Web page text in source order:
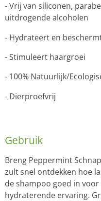
- Vrij van siliconen,
uitdrogende alcoholen
- Hydrateert en
- Stimuleert haargroei
- 100% Natuurlijk/
- Dierproefvrij
Gebruik
Breng Peppermint
zult snel ontdekken hoe
de shampoo goed in
hydraterende ervaring.